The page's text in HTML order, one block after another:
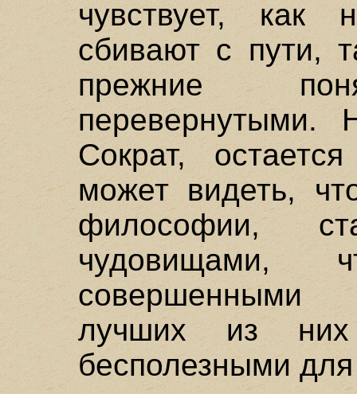
чувствует,
сбивают с пути,
прежние
Сократ,
может видеть,
философии,
чудовищами,
совершенными
лучших из
бесполезными